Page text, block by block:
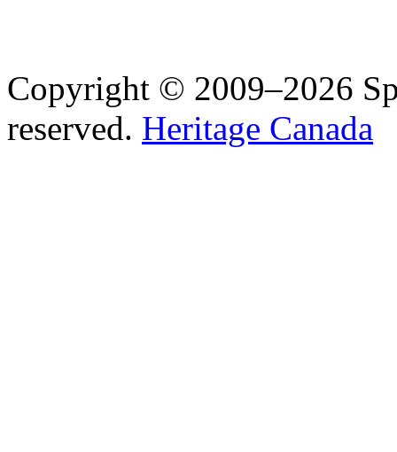
Copyright © 2009–2026
reserved. Heritage Canada